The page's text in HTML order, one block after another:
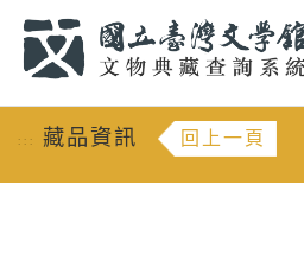
::: 藏品資訊 回上一頁